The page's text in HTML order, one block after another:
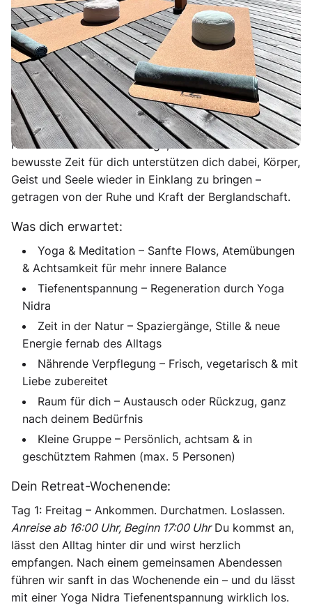
Manchmal braucht es einen Schritt zurück, um wieder
ganz bei sich anzukommen. Dieses zweieinhalb tägige
Yoga-Retreat in den Bergen schenkt dir Raum,
innezuhalten, durchzuatmen und neue Balance für
deinen Alltag zu finden. In einer kleinen, vertrauten
Gruppe erlebst du ein Wochenende voller achtsamer
Bewegung, tiefer Entspannung und wohltuender
Naturmomente. Sanftes Yoga, Meditation und
bewusste Zeit für dich unterstützen dich dabei, Körper,
Geist und Seele wieder in Einklang zu bringen –
getragen von der Ruhe und Kraft der Berglandschaft.
Was dich erwartet:
Yoga & Meditation – Sanfte Flows, Atemübungen
& Achtsamkeit für mehr innere Balance
Tiefenentspannung – Regeneration durch Yoga
Nidra
Zeit in der Natur – Spaziergänge, Stille & neue
Energie fernab des Alltags
Nährende Verpflegung – Frisch, vegetarisch & mit
Liebe zubereitet
Raum für dich – Austausch oder Rückzug, ganz
nach deinem Bedürfnis
Kleine Gruppe – Persönlich, achtsam & in
geschütztem Rahmen (max. 5 Personen)
Dein Retreat-Wochenende:
Tag 1: Freitag – Ankommen. Durchatmen. Loslassen.
Anreise ab 16:00 Uhr, Beginn 17:00 UhrDu kommst an,
lässt den Alltag hinter dir und wirst herzlich
empfangen. Nach einem gemeinsamen Abendessen
führen wir sanft in das Wochenende ein – und du lässt
mit einer Yoga Nidra Tiefenentspannung wirklich los.